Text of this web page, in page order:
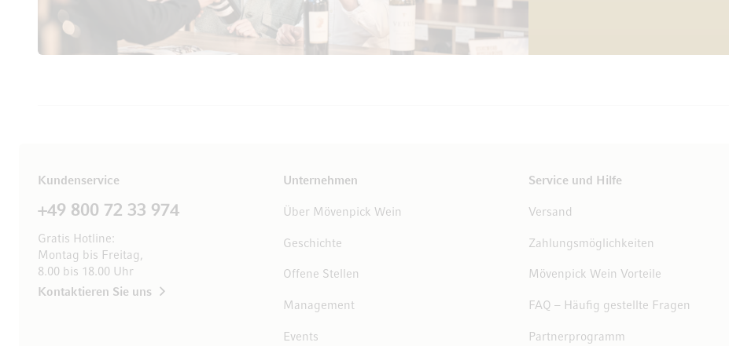
Kundenservice
+49 800 72 33 974
Gratis Hotline:
Montag bis Freitag,
8.00 bis 18.00 Uhr
Kontaktieren Sie uns
Unternehmen
Über Mövenpick Wein
Geschichte
Offene Stellen
Management
Events
Service und Hilfe
Versand
Zahlungsmöglichkeiten
Mövenpick Wein Vorteile
FAQ – Häufig gestellte Fragen
Partnerprogramm